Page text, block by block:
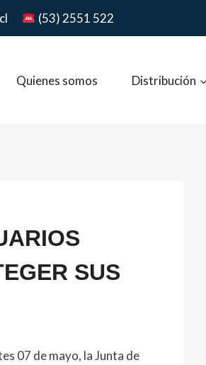
(53) 2551 522
Quienes somos Distribución
SUS
07 de mayo, la Junta de